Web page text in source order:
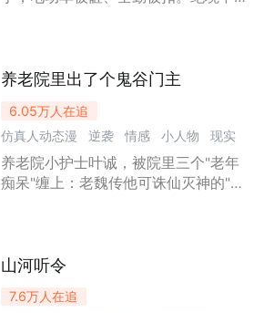
开幕后BOSS的阴谋，才发现自己只是
费，晚上收外挂守一城。反套路都市
爽剧，专治各种开挂不服。
养老院里出了个鬼谷门主
6.05万人在追
仿真人动态漫
逆袭 情感 小人物
现实
都市
神豪 漫剧 女总裁
养老院小护士叶诚，被院里三个"老年
痴呆"缠上：老魏传他可诛仙灭神的"鬼
病，转身却遭女友背叛、情敌踩脸。
刷出五十亿，他才惊觉：三个"疯子"给
山河听令
7.6万人在追